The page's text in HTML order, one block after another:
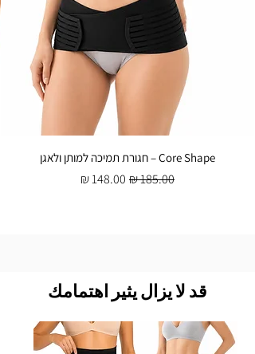
Core Shape – חגורת תמיכה למותן ולאגן
سعر عاديسعر البيع
قد لا يزال يثير اهتمامك